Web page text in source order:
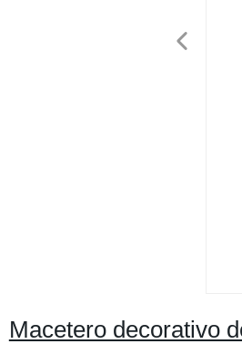
Macetero decorativo